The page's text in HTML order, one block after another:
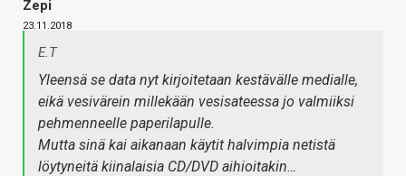
Zepi
23.11.2018
E.T
Yleensä se data nyt kirjoitetaan kestävälle medialle,
eikä vesivärein millekään vesisateessa jo valmiiksi
pehmenneelle paperilapulle.
Mutta sinä kai aikanaan käytit halvimpia netistä
löytyneitä kiinalaisia CD/DVD aihioitakin…